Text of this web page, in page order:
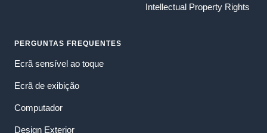
Intellectual Property Rights
PERGUNTAS FREQUENTES
Ecrã sensível ao toque
Ecrã de exibição
Computador
Design Exterior